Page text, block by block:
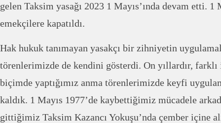
gelen Taksim yasağı 2023 1 Mayıs’ında devam etti. 1
emekçilere kapatıldı.
Hak hukuk tanımayan yasakçı bir zihniyetin
törenlerimizde de kendini gösterdi. On yıllardır,
biçimde yaptığımız anma törenlerimizde keyfi
kaldık. 1 Mayıs 1977’de kaybettiğimiz mücadele
gittiğimiz Taksim Kazancı Yokuşu’nda çember içine